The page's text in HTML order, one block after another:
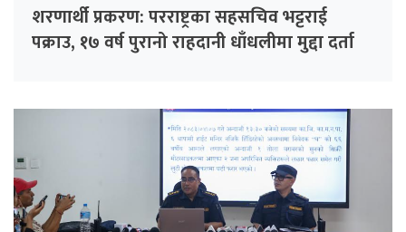
शरणार्थी प्रकरण: परराष्ट्रका सहसचिव भट्टराई
पक्राउ, १७ वर्ष पुरानो राहदानी धाँधलीमा मुद्दा दर्ता